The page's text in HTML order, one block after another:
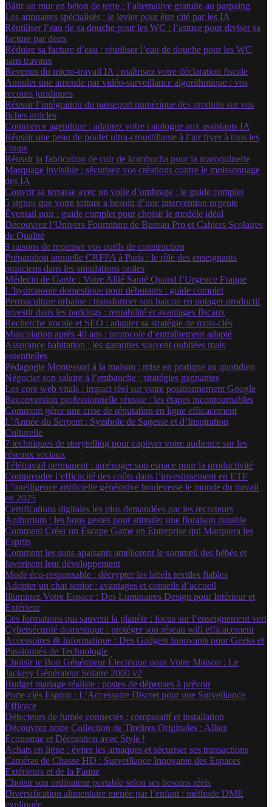
Bâtir un mur en béton de terre : l’alternative gratuite au parpaing
Les annuaires spécialisés : le levier pour être cité par les IA
Réutiliser l’eau de sa douche pour les WC : l’astuce pour diviser sa
facture par deux
Réduire sa facture d’eau : réutiliser l’eau de douche pour les WC
sans travaux
Revenus du micro-travail IA : maîtrisez votre déclaration fiscale
Annuler une amende par vidéo-surveillance algorithmique : vos
recours juridiques
Réussir l’intégration du passeport numérique des produits sur vos
fiches articles
Commerce agentique : adaptez votre catalogue aux assistants IA
Réussir une peau de poulet ultra-croustillante à l’air fryer à tous les
coups
Réussir la fabrication de cuir de kombucha pour la maroquinerie
Marquage invisible : sécurisez vos créations contre le moissonnage
des IA
Couvrir sa terrasse avec un voile d’ombrage : le guide complet
5 signes que votre toiture a besoin d’une intervention urgente
Éventail noir : guide complet pour choisir le modèle idéal
Découvrez l’Univers Fourniture de Bureau Pro et Cahiers Scolaires
de Qualité
8 raisons de repenser vos outils de construction
Préparation annuelle CRFPA à Paris : le rôle des enseignants
praticiens dans les simulations orales
Médecin de Garde : Votre Allié Santé Quand l’Urgence Frappe
L’hydroponie domestique pour débutants : guide complet
Permaculture urbaine : transformer son balcon en potager productif
Investir dans les parkings : rentabilité et avantages fiscaux
Recherche vocale et SEO : adapter sa stratégie de mots-clés
Musculation après 40 ans : protocole d’entraînement adapté
Assurance habitation : les garanties souvent oubliées mais
essentielles
Pédagogie Montessori à la maison : mise en pratique au quotidien
Négocier son salaire à l’embauche : stratégies gagnantes
Les core web vitals : impact réel sur votre positionnement Google
Reconversion professionnelle réussie : les étapes incontournables
Comment gérer une crise de réputation en ligne efficacement
L’Année du Serpent : Symbole de Sagesse et d’Inspiration
Culturelle
7 techniques de storytelling pour captiver votre audience sur les
réseaux sociaux
Télétravail permanent : aménager son espace pour la productivité
Comprendre l’efficacité des coûts dans l’investissement en ETF
L’intelligence artificielle générative bouleverse le monde du travail
en 2025
Certifications digitales les plus demandées par les recruteurs
Anthurium : les bons gestes pour stimuler une floraison durable
Comment Créer un Escape Game en Entreprise qui Marquera les
Esprits
Comment les sons apaisants améliorent le sommeil des bébés et
favorisent leur développement
Mode éco-responsable : décrypter les labels textiles fiables
Adopter un chat senior : avantages et conseils d’accueil
Illuminez Votre Espace : Des Luminaires Design pour Intérieur et
Extérieur
Ces formations qui sauvent la planète : focus sur l’enseignement vert
Cybersécurité domestique : protéger son réseau wifi efficacement
Accessoires & Informatique : Des Gadgets Innovants pour Geeks et
Passionnés de Technologie
Choisir le Bon Générateur Électrique pour Votre Maison : Le
Jackery Générateur Solaire 2000 v2
Budget mariage réaliste : postes de dépenses à prévoir
Porte-clés Espion : L’Accessoire Discret pour une Surveillance
Efficace
Détecteurs de fumée connectés : comparatif et installation
Découvrez notre Collection de Tirelires Originales : Alliez
Économie et Décoration avec Style !
Achats en ligne : éviter les arnaques et sécuriser ses transactions
Caméras de Chasse HD : Surveillance Innovante des Espaces
Extérieurs et de la Faune
Choisir son ordinateur portable selon ses besoins réels
Diversification alimentaire menée par l’enfant : méthode DME
expliquée